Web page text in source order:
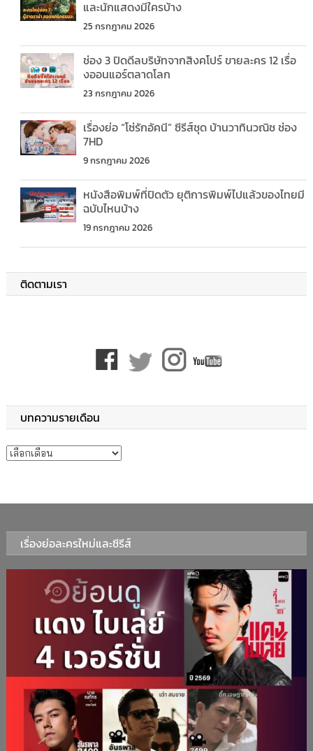
และนักแสดงมีใครบ้าง
25 กรกฎาคม 2026
ช่อง 3 ปิดดีลบริษัทจากสิงคโปร์ ขายละคร 12 เรื่อ
งออนแอร์ตลาดโลก
23 กรกฎาคม 2026
เรื่องย่อ “โซ่รักอัคนี” ซีรีส์ชุด บ้านวาทินวณิช ช่อง
7HD
9 กรกฎาคม 2026
หนังสือพิมพ์ที่ปิดตัว ยุติการพิมพ์ไปแล้วของไทยมี
ฉบับไหนบ้าง
19 กรกฎาคม 2026
ติดตามเรา
บทความรายเดือน
บทความรายเดือน
เรื่องย่อละครใหม่และซีรีส์